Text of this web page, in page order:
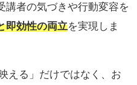
講者の気づきや行動変容を
即効性の両立を実現しま
える」だけではなく、お